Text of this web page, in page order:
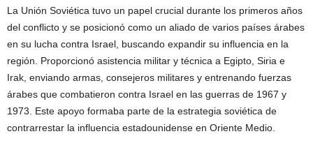
La Unión Soviética tuvo un papel crucial durante los primeros años
del conflicto y se posicionó como un aliado de varios países árabes
en su lucha contra Israel, buscando expandir su influencia en la
región. Proporcionó asistencia militar y técnica a Egipto, Siria e
Irak, enviando armas, consejeros militares y entrenando fuerzas
árabes que combatieron contra Israel en las guerras de 1967 y
1973. Este apoyo formaba parte de la estrategia soviética de
contrarrestar la influencia estadounidense en Oriente Medio.